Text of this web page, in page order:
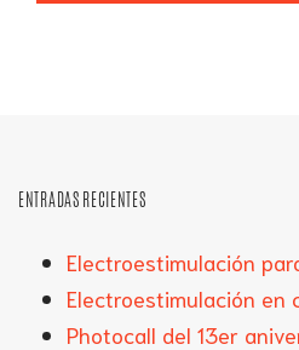
ENTRADAS RECIENTES
Electroestimulación
Electroestimulación en
Photocall del 13er